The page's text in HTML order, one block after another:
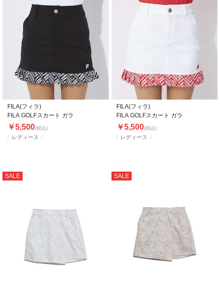
レディース
FILA(フィラ)
FILA GOLFスカート ガラ
￥5,500(税込)
レディース
FILA(フィラ)
FILA GOLFスカート ガラ
￥5,500(税込)
SALE SALE